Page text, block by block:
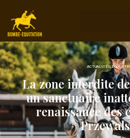
ACTUALITÉS
La zone interdite
un sanctuaire
renaissance des